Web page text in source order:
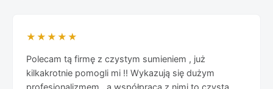
★★★★★
Polecam tą firmę z czystym sumieniem , już
kilkakrotnie pomogli mi !! Wykazują się dużym